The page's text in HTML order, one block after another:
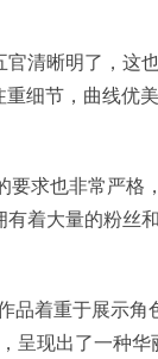
清晰明了，这
细节，曲线优
要求也非常严格
着大量的粉丝
品着重于展示角
呈现出了一种华